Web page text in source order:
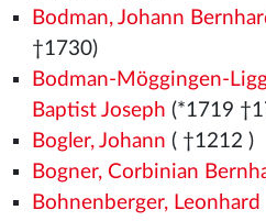
Bodman, Johann
†1730)
Bodman-Möggingen-
Baptist Joseph (*1719
Bogler, Johann ( †1212 )
Bogner, Corbinian
Bohnenberger, Leonhard